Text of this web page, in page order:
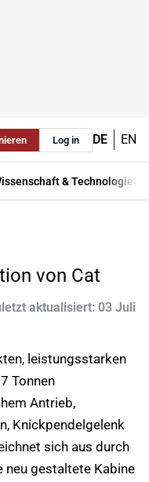
Log in DE EN
& Technologie
von Cat
aktualisiert: 03 Juli
leistungsstarken
Tonnen
Antrieb,
Knickpendelgelenk
sich aus durch
neu gestaltete Kabine